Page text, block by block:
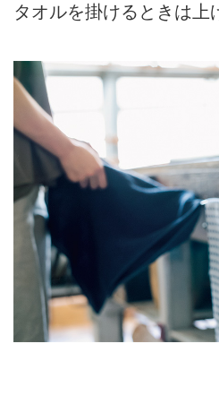
タオルを掛けるときは上